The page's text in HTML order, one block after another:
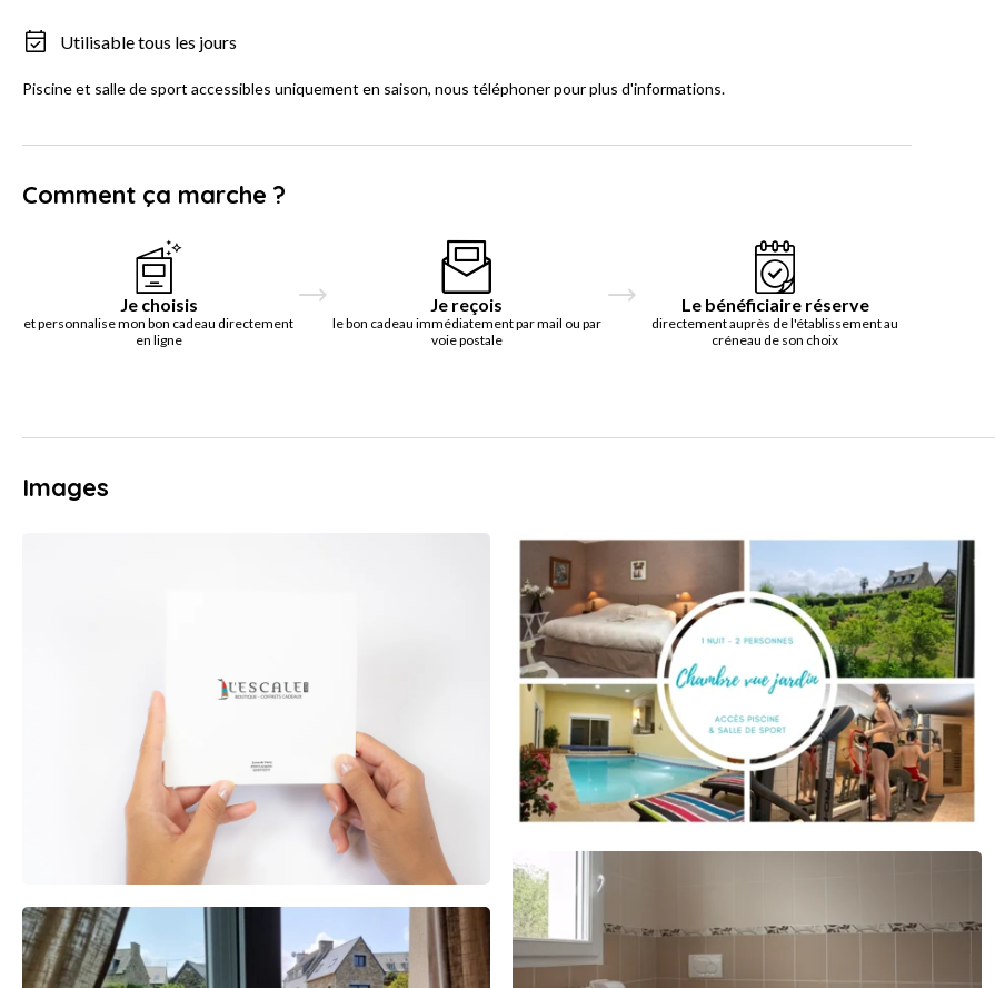
Utilisable tous les jours
Piscine et salle de sport accessibles uniquement en saison, nous téléphoner pour plus d'informations.
Comment ça marche ?
Je choisis
et personnalise mon bon cadeau directement
en ligne
Je reçois
le bon cadeau immédiatement par mail ou par
voie postale
Le bénéficiaire réserve
directement auprès de l'établissement au
créneau de son choix
Images